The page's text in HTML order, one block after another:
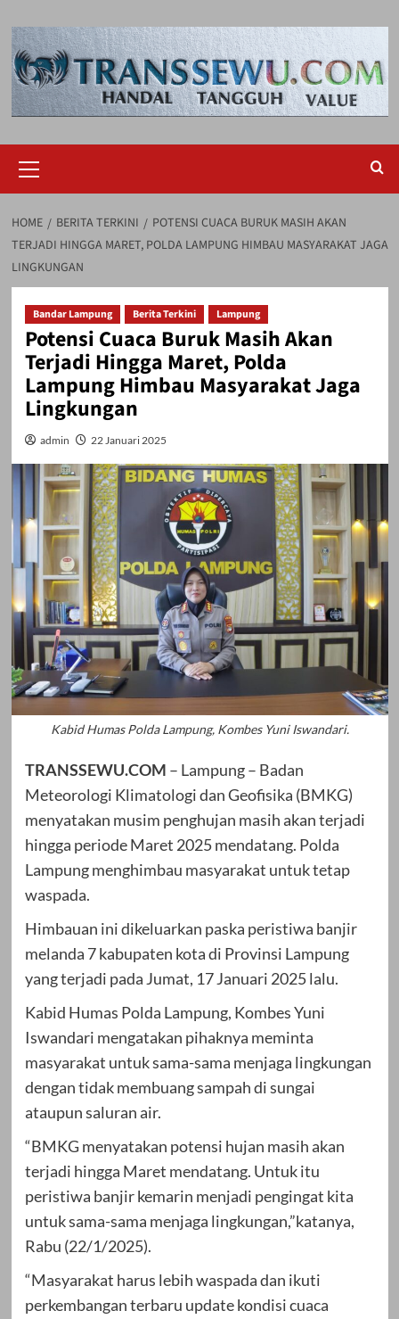
to
content
Menu
HOME BERITA TERKINI
POTENSI CUACA BURUK MASIH AKAN
TERJADI HINGGA MARET, POLDA LAMPUNG HIMBAU MASYARAKAT JAGA
LINGKUNGAN
Bandar Lampung Berita Terkini Lampung
Potensi Cuaca Buruk Masih Akan
Terjadi Hingga Maret, Polda
Lampung Himbau Masyarakat Jaga
Lingkungan
admin 22 Januari 2025
Kabid Humas Polda Lampung, Kombes Yuni Iswandari.
TRANSSEWU.COM – Lampung – Badan
Meteorologi Klimatologi dan Geofisika (BMKG)
menyatakan musim penghujan masih akan terjadi
hingga periode Maret 2025 mendatang. Polda
Lampung menghimbau masyarakat untuk tetap
waspada.
Himbauan ini dikeluarkan paska peristiwa banjir
melanda 7 kabupaten kota di Provinsi Lampung
yang terjadi pada Jumat, 17 Januari 2025 lalu.
Kabid Humas Polda Lampung, Kombes Yuni
Iswandari mengatakan pihaknya meminta
masyarakat untuk sama-sama menjaga lingkungan
dengan tidak membuang sampah di sungai
ataupun saluran air.
“BMKG menyatakan potensi hujan masih akan
terjadi hingga Maret mendatang. Untuk itu
peristiwa banjir kemarin menjadi pengingat kita
untuk sama-sama menjaga lingkungan,”katanya,
Rabu (22/1/2025).
“Masyarakat harus lebih waspada dan ikuti
perkembangan terbaru update kondisi cuaca